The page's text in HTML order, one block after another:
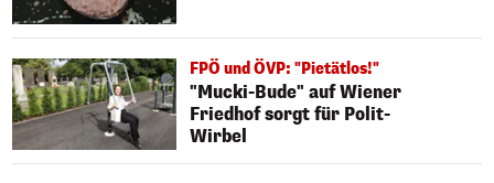
FPÖ und ÖVP: "Pietätlos!"
"Mucki-Bude" auf Wiener
Friedhof sorgt für Polit-
Wirbel